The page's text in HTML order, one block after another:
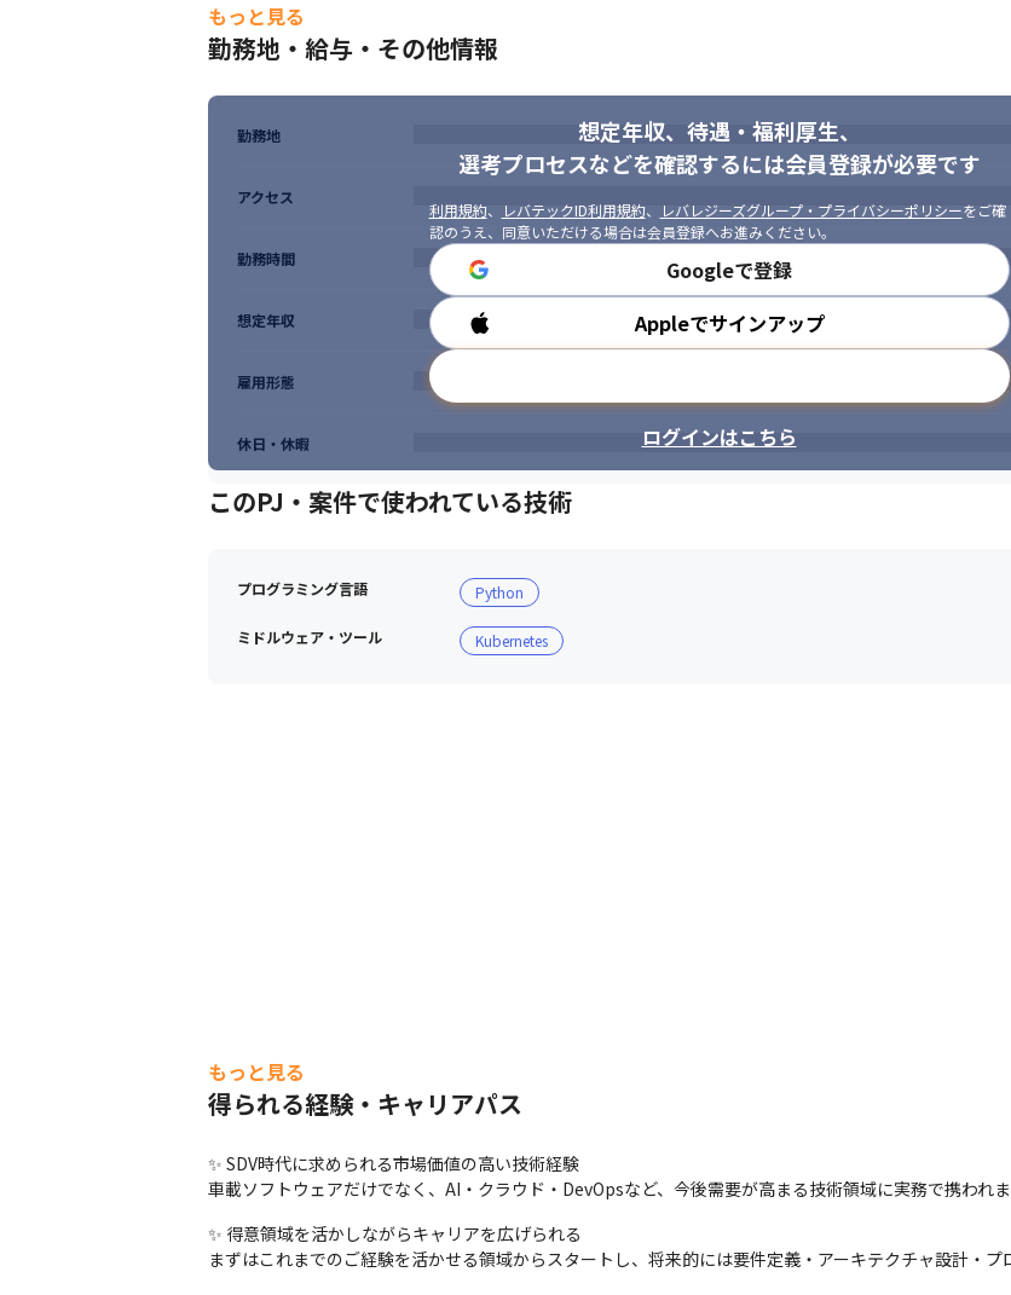
もっと見る
勤務地・給与・その他情報
想定年収、待遇・福利厚生、
選考プロセスなどを確認するには会員登録が必要です
利用規約、 レバテックID利用規約、 レバレジーズグループ・プライバシーポリシーをご確
認のうえ、同意いただける場合は会員登録へお進みください。
Googleで登録
Appleでサインアップ
ログインはこちら
勤務地
アクセス
勤務時間
想定年収
雇用形態
休日・休暇
このPJ・案件で使われている技術
プログラミング言語 Python
ミドルウェア・ツール Kubernetes
もっと見る
得られる経験・キャリアパス
✨ SDV時代に求められる市場価値の高い技術経験
車載ソフトウェアだけでなく、AI・クラウド・DevOpsなど、今後需要が高まる技術領域に実務で携われま
✨ 得意領域を活かしながらキャリアを広げられる
まずはこれまでのご経験を活かせる領域からスタートし、将来的には要件定義・アーキテクチャ設計・プ